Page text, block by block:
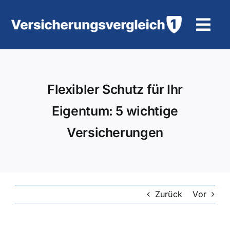
Inhalt
KFZ-Versicherung
Flexibler Schutz für Ihr
Eigentum: 5 wichtige
Versicherungen
Zurück Vor